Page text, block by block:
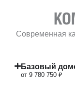
Современная
Базовый
от 9 780 750 ₽